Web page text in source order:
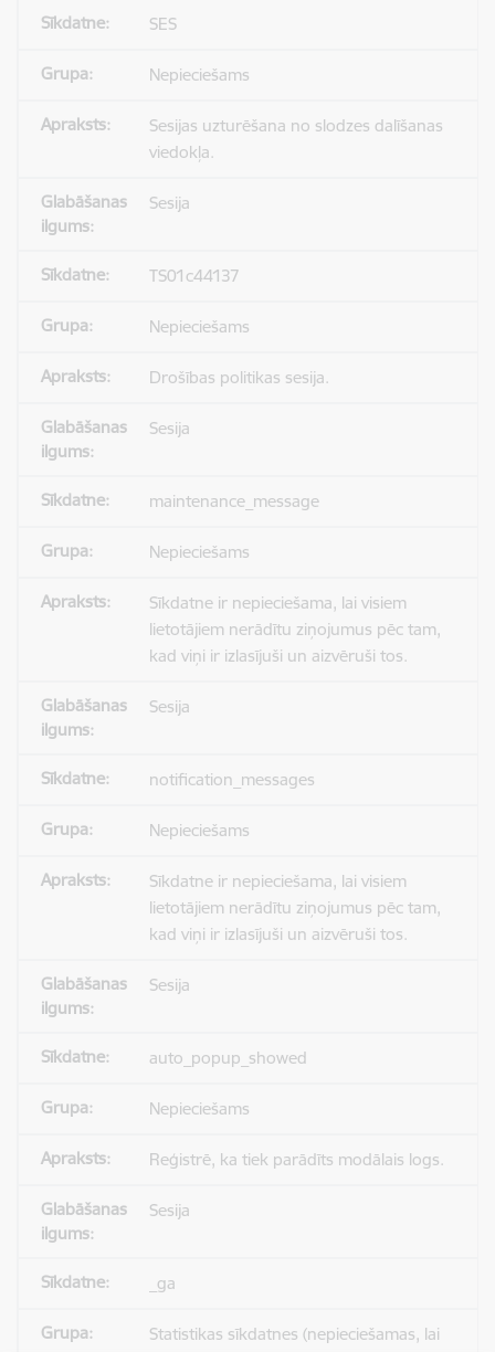
SES
Nepieciešams
Sesijas uzturēšana no slodzes dalīšanas
viedokļa.
Sesija
TS01c44137
Nepieciešams
Drošības politikas sesija.
Sesija
maintenance_message
Nepieciešams
Sīkdatne ir nepieciešama, lai visiem
lietotājiem nerādītu ziņojumus pēc tam,
kad viņi ir izlasījuši un aizvēruši tos.
Sesija
notification_messages
Nepieciešams
Sīkdatne ir nepieciešama, lai visiem
lietotājiem nerādītu ziņojumus pēc tam,
kad viņi ir izlasījuši un aizvēruši tos.
Sesija
auto_popup_showed
Nepieciešams
Reģistrē, ka tiek parādīts modālais logs.
Sesija
_ga
Statistikas sīkdatnes (nepieciešamas, lai